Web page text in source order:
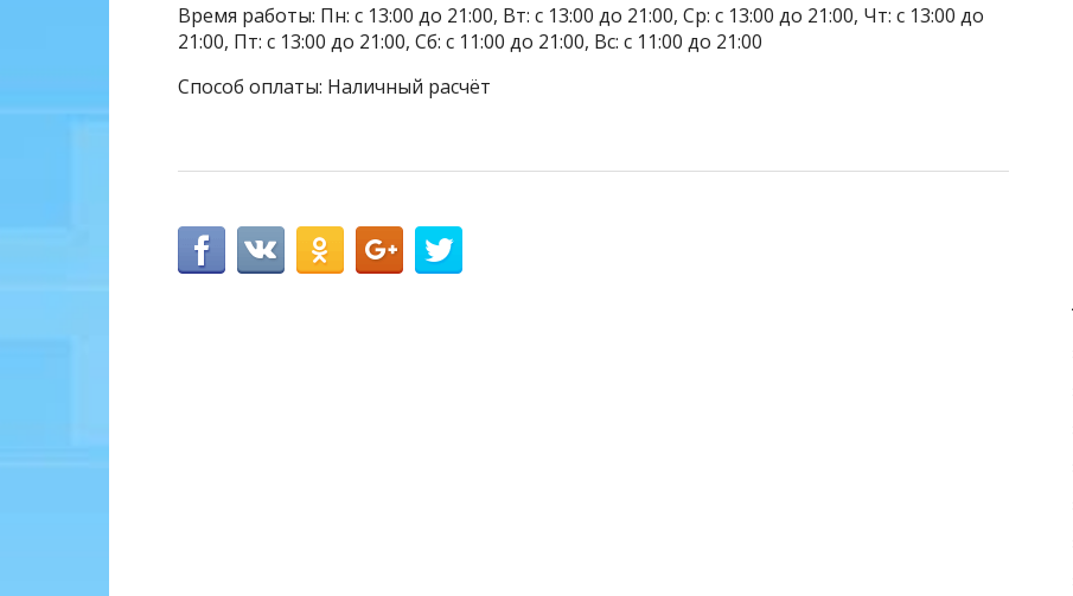
Время работы: Пн: с 13:00 до 21:00, Вт: с 13:00 до 21:00, Ср: с 13:00 до 21:00, Чт: с 13:00 до
21:00, Пт: с 13:00 до 21:00, Сб: с 11:00 до 21:00, Вс: с 11:00 до 21:00
Способ оплаты: Наличный расчёт